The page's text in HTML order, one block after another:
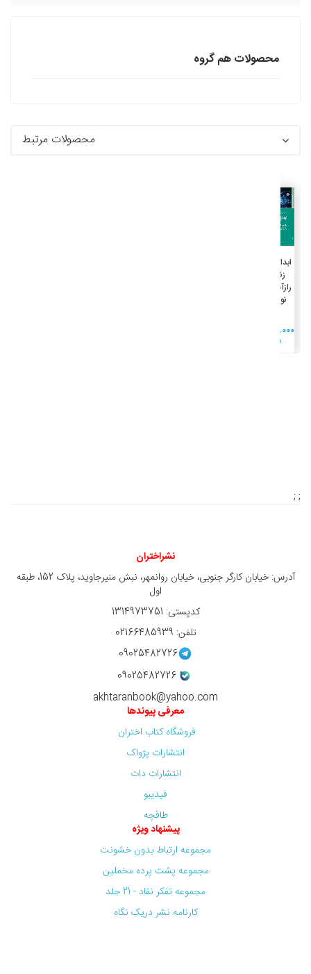
محصولات هم گروه
محصولات مرتبط
ابداع خود
زندگی
رازآمیز مغز
نوجوان
3,300,000
; ;
نشراختران
آدرس: خیابان کارگر جنوبی، خیابان روانمهر، نبش منیرجاوید، پلاک 152، طبقه
اول
کدپستی: 1314973751
تلفن: 02166485939
09025482726
09025482726
akhtaranbook@yahoo.com
معرفی پیوندها
فروشگاه کتاب اختران
انتشارات پژواک
انتشارات دات
فیدیبو
طاقچه
پیشنهاد ویژه
مجموعه ارتباط بدون خشونت
مجموعه پشت پرده مخملین
مجموعه تفکر نقاد - 21 جلد
کارنامه نشر دریک نگاه